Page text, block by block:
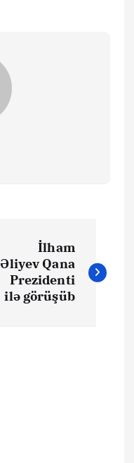
İlham
Əliyev Qana
Prezidenti
ilə görüşüb